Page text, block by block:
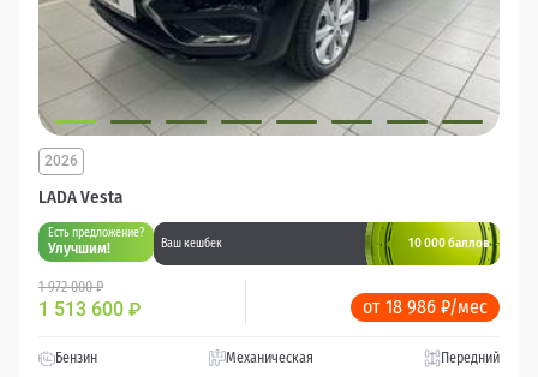
LADA Vesta
2026
Есть предложение?
Улучшим! Ваш кешбек 10 000 баллов
1 972 000 ₽
1 513 600 ₽ от 18 986 ₽/мес
Бензин Механическая Передний